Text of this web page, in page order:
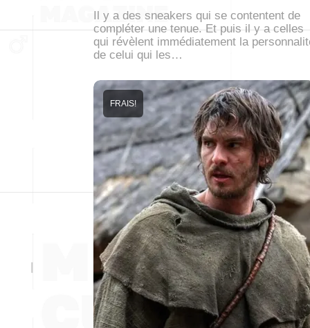
Il y a des sneakers qui se contentent de
compléter une tenue. Et puis il y a celles
qui révèlent immédiatement la
de celui qui les…
FRAIS!